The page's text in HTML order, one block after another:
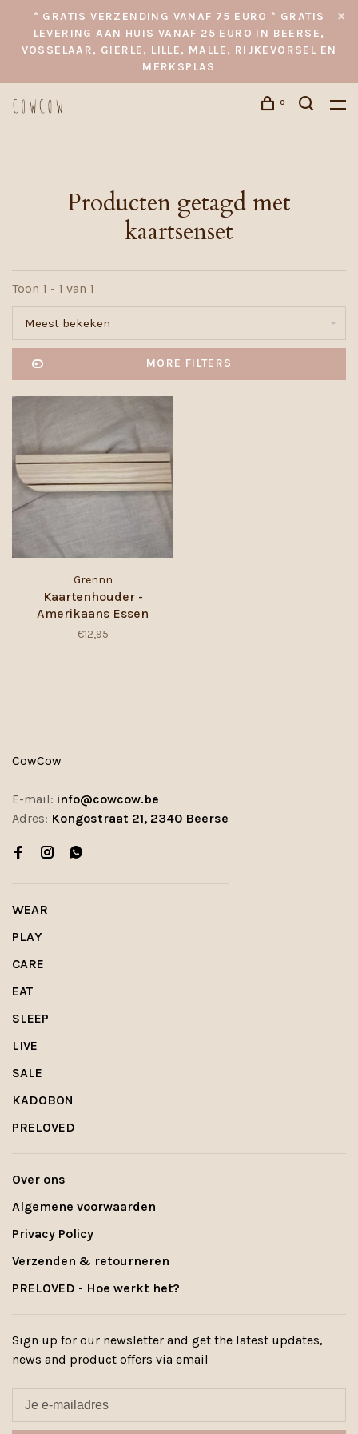
* GRATIS VERZENDING VANAF 75 EURO * GRATIS
LEVERING AAN HUIS VANAF 25 EURO IN BEERSE,
VOSSELAAR, GIERLE, LILLE, MALLE, RIJKEVORSEL EN
MERKSPLAS
0
Producten getagd met
kaartsenset
Toon 1 - 1 van 1
Meest bekeken
MORE FILTERS
Grennn
Kaartenhouder -
Amerikaans Essen
€12,95
CowCow
E-mail: info@cowcow.be
Adres: Kongostraat 21, 2340 Beerse
WEAR
PLAY
CARE
EAT
SLEEP
LIVE
SALE
KADOBON
PRELOVED
Over ons
Algemene voorwaarden
Privacy Policy
Verzenden & retourneren
PRELOVED - Hoe werkt het?
Sign up for our newsletter and get the latest updates,
news and product offers via email